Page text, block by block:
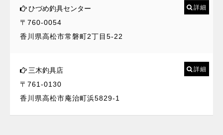
ひづめ釣具センター
〒760-0054
香川県高松市常磐町2丁目5-22
詳細
三木釣具店
〒761-0130
香川県高松市庵治町浜5829-1
詳細